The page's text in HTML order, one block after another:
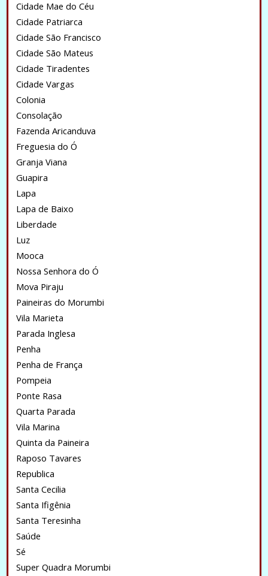
Cidade Mae do Céu
Cidade Patriarca
Cidade São Francisco
Cidade São Mateus
Cidade Tiradentes
Cidade Vargas
Colonia
Consolação
Fazenda Aricanduva
Freguesia do Ó
Granja Viana
Guapira
Lapa
Lapa de Baixo
Liberdade
Luz
Mooca
Nossa Senhora do Ó
Mova Piraju
Paineiras do Morumbi
Vila Marieta
Parada Inglesa
Penha
Penha de França
Pompeia
Ponte Rasa
Quarta Parada
Vila Marina
Quinta da Paineira
Raposo Tavares
Republica
Santa Cecilia
Santa Ifigênia
Santa Teresinha
Saúde
Sé
Super Quadra Morumbi